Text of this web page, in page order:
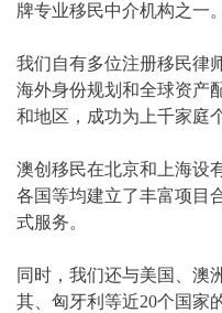
牌专业移民中介机构之一。
我们自有多位注册移民律
海外身份规划和全球资产
和地区，成功为上千家庭
澳创移民在北京和上海设
各国等均建立了丰富项目
式服务。
同时，我们还与美国、澳
其、匈牙利等近20个国家